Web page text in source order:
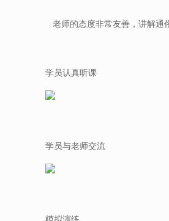
老师的态度非常友善，讲解通
学员认真听课
学员与老师交流